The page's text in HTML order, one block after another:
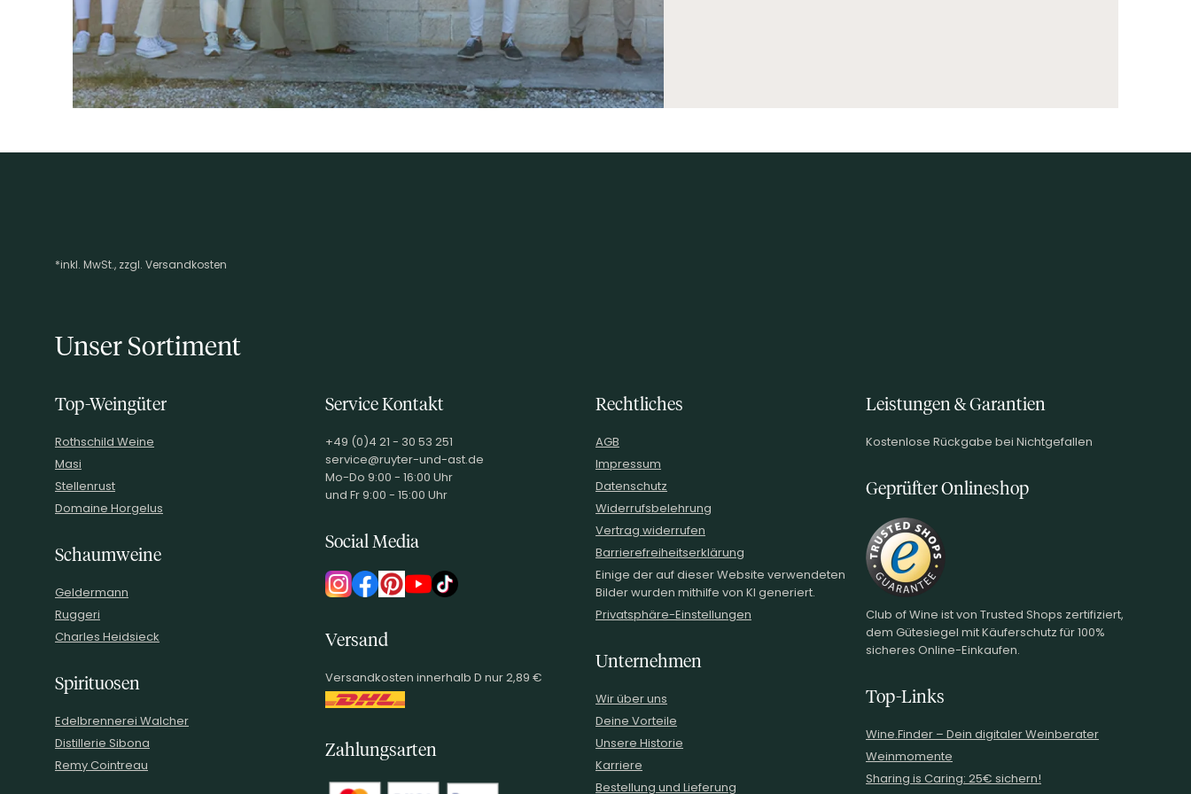
ARTIKELNUMMER
860111
Footer-Menü
*inkl. MwSt., zzgl. Versandkosten
Unser Sortiment
Top-Weingüter
Rothschild Weine
Masi
Stellenrust
Domaine Horgelus
Schaumweine
Geldermann
Ruggeri
Charles Heidsieck
Spirituosen
Edelbrennerei Walcher
Distillerie Sibona
Remy Cointreau
Service Kontakt
+49 (0)4 21 - 30 53 251
service@ruyter-und-ast.de
Mo-Do 9:00 - 16:00 Uhr
und Fr 9:00 - 15:00 Uhr
Social Media
Versand
Versandkosten innerhalb D nur 2,89 €
Zahlungsarten
Rechtliches
AGB
Impressum
Datenschutz
Widerrufsbelehrung
Vertrag widerrufen
Barrierefreiheitserklärung
Einige der auf dieser Website verwendeten
Bilder wurden mithilfe von KI generiert.
Privatsphäre-Einstellungen
Unternehmen
Wir über uns
Deine Vorteile
Unsere Historie
Karriere
Bestellung und Lieferung
Leistungen & Garantien
Kostenlose Rückgabe bei Nichtgefallen
Geprüfter Onlineshop
Club of Wine ist von Trusted Shops zertifiziert,
dem Gütesiegel mit Käuferschutz für 100%
sicheres Online-Einkaufen.
Top-Links
Wine.Finder – Dein digitaler Weinberater
Weinmomente
Sharing is Caring: 25€ sichern!